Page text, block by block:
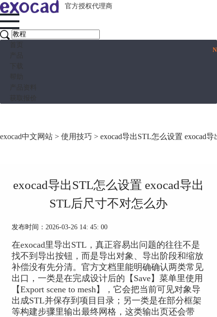
官方授权代理商
exocad中文网站 > 使用技巧 > exocad导出STL怎么设置 exocad
exocad导出STL怎么设置 exocad导出
STL后尺寸不对怎么办
发布时间：2026-03-26 14: 45: 00
在exocad里导出STL，真正容易出问题的往往不是
找不到导出按钮，而是导出对象、导出阶段和缩放
补偿没有先分清。官方文档里能明确确认两类常见
出口，一类是在完成设计后的【Save】菜单里使用
【Export scene to mesh】，它会把当前可见对象导
出成STL并保存到项目目录；另一类是在部分框架
等构建步骤里输出最终网格，这类输出页还会带